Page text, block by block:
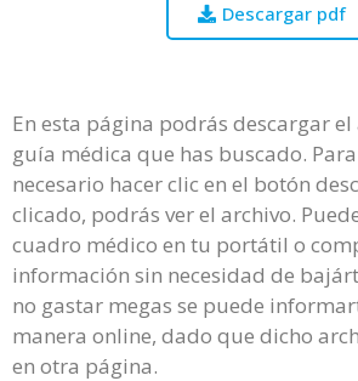
Descargar pdf
En esta página podrás descargar el
guía médica que has buscado.
necesario hacer clic en el botón
clicado, podrás ver el archivo.
cuadro médico en tu portátil o
información sin necesidad de
no gastar megas se puede
manera online, dado que dicho
en otra página.